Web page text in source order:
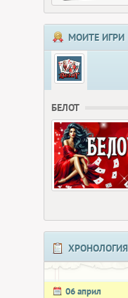
МОИТЕ ИГРИ
БЕЛОТ
06 април